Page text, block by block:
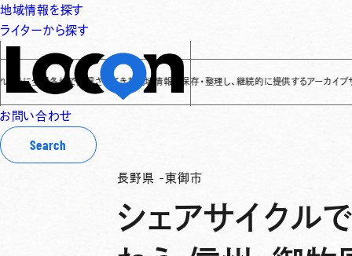
地域情報を探す
ライターから探す
お問い合わせ
Search
各地で発信されてきた地域情報を保存・整理し、継続的に提供するアーカイブサイトです✌
長野県 -東御市
シェアサイクル